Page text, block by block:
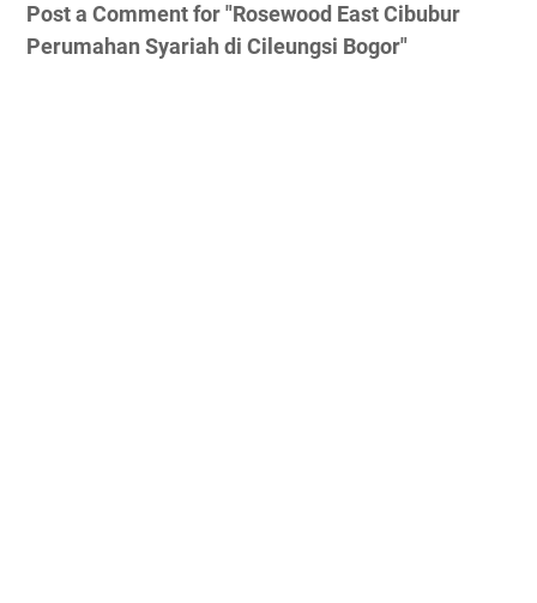
Post a Comment for "Rosewood East Cibubur
Perumahan Syariah di Cileungsi Bogor"